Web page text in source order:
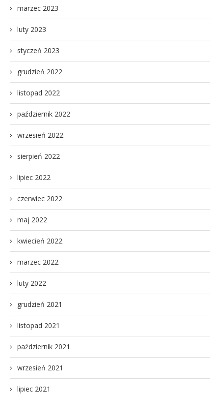
marzec 2023
luty 2023
styczeń 2023
grudzień 2022
listopad 2022
październik 2022
wrzesień 2022
sierpień 2022
lipiec 2022
czerwiec 2022
maj 2022
kwiecień 2022
marzec 2022
luty 2022
grudzień 2021
listopad 2021
październik 2021
wrzesień 2021
lipiec 2021